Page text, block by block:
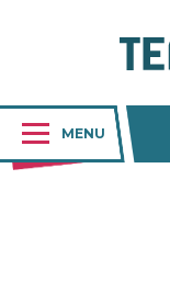
MENU